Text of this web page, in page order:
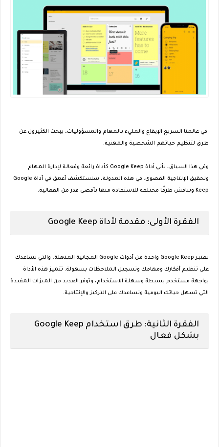
في عالمنا السريع الإيقاع والمليء بالمهام والمسؤوليات، يبحث الكثيرون عن
طرق لتنظيم حياتهم الشخصية والمهنية.
وفي هذا السياق، تأتي أداة Google Keep كأداة رائعة وفعالة لإدارة المهام
وتحقيق الإنتاجية القصوى. في هذه المدونة، سنستكشف أعمق في أداة Google
Keep ونناقش طرقًا مختلفة للاستفادة منها بأقصى قدر من الفعالية.
الفقرة الأولى: مقدمة لأداة Google Keep
تعتبر Google Keep واحدة من أدوات Google المجانية المذهلة، والتي تساعدك
على تنظيم أفكارك ومهامك وتسجيل الملاحظات بسهولة. تتميز هذه الأداة
بواجهة مستخدم بسيطة وسهلة الاستخدام، وتوفر العديد من الميزات المفيدة
التي تسهل حياتك اليومية وتساعدك على التركيز والإنتاجية.
الفقرة الثانية: طرق استخدام Google Keep
بشكل فعال